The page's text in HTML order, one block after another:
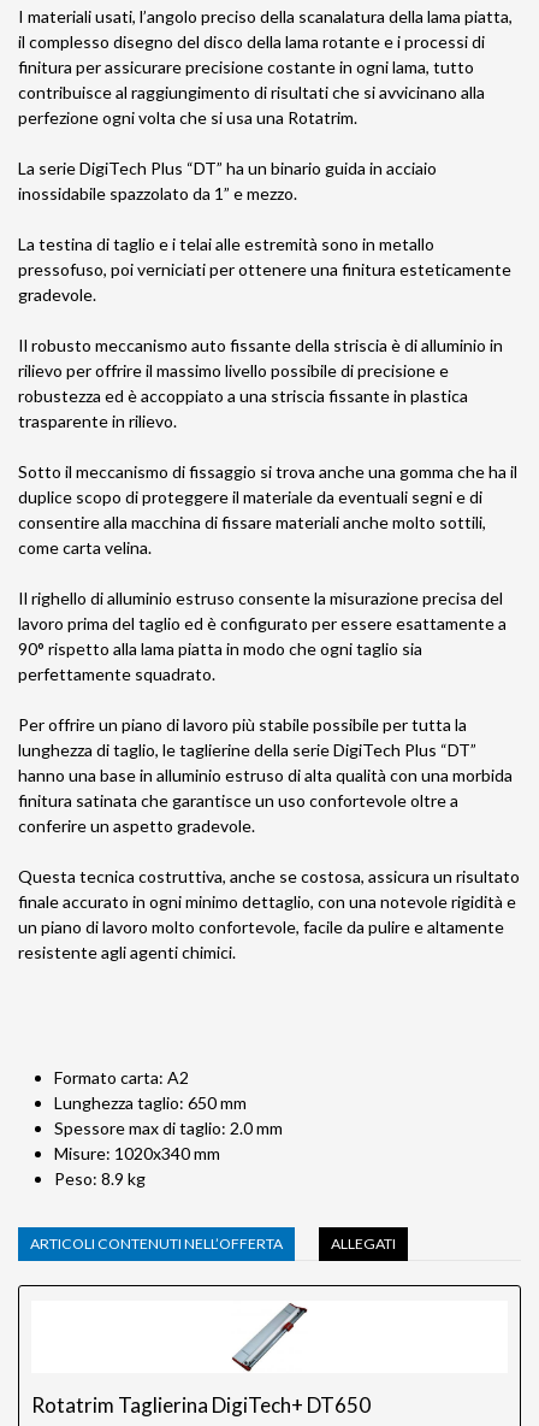
I materiali usati, l’angolo preciso della scanalatura della lama piatta,
il complesso disegno del disco della lama rotante e i processi di
finitura per assicurare precisione costante in ogni lama, tutto
contribuisce al raggiungimento di risultati che si avvicinano alla
perfezione ogni volta che si usa una Rotatrim.
La serie DigiTech Plus “DT” ha un binario guida in acciaio
inossidabile spazzolato da 1” e mezzo.
La testina di taglio e i telai alle estremità sono in metallo
pressofuso, poi verniciati per ottenere una finitura esteticamente
gradevole.
Il robusto meccanismo auto fissante della striscia è di alluminio in
rilievo per offrire il massimo livello possibile di precisione e
robustezza ed è accoppiato a una striscia fissante in plastica
trasparente in rilievo.
Sotto il meccanismo di fissaggio si trova anche una gomma che ha il
duplice scopo di proteggere il materiale da eventuali segni e di
consentire alla macchina di fissare materiali anche molto sottili,
come carta velina.
Il righello di alluminio estruso consente la misurazione precisa del
lavoro prima del taglio ed è configurato per essere esattamente a
90° rispetto alla lama piatta in modo che ogni taglio sia
perfettamente squadrato.
Per offrire un piano di lavoro più stabile possibile per tutta la
lunghezza di taglio, le taglierine della serie DigiTech Plus “DT”
hanno una base in alluminio estruso di alta qualità con una morbida
finitura satinata che garantisce un uso confortevole oltre a
conferire un aspetto gradevole.
Questa tecnica costruttiva, anche se costosa, assicura un risultato
finale accurato in ogni minimo dettaglio, con una notevole rigidità e
un piano di lavoro molto confortevole, facile da pulire e altamente
resistente agli agenti chimici.
Formato carta: A2
Lunghezza taglio: 650 mm
Spessore max di taglio: 2.0 mm
Misure: 1020x340 mm
Peso: 8.9 kg
ARTICOLI CONTENUTI NELL’OFFERTA ALLEGATI
Rotatrim Taglierina DigiTech+ DT650